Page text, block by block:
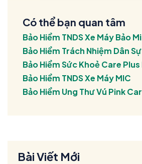
Có thể bạn quan tâm
Bảo Hiểm TNDS Xe Máy Bảo
Bảo Hiểm Trách Nhiệm Dân
Bảo Hiểm Sức Khoẻ Care Plus
Bảo Hiểm TNDS Xe Máy MIC
Bảo Hiểm Ung Thư Vú Pink
Bài Viết Mới